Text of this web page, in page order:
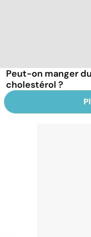
Peut-on manger
cholestérol ?